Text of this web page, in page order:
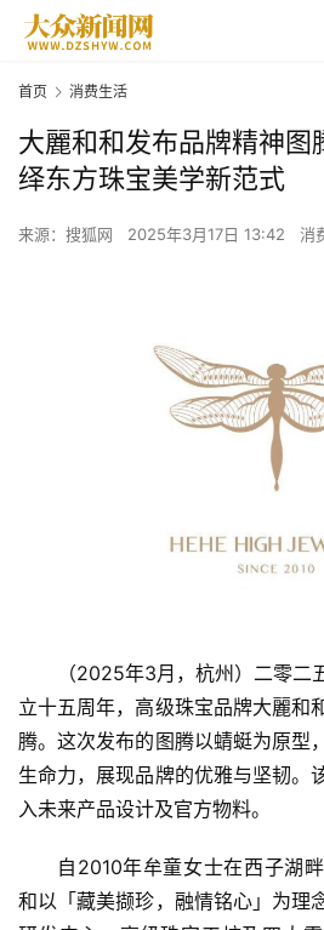
首页 消费生活
大麗和和发布品牌精神图
绎东方珠宝美学新范式
来源：搜狐网 2025年3月17日 13:42 消
（2025年3月，杭州）二零二
立十五周年，高级珠宝品牌大麗和
腾。这次发布的图腾以蜻蜓为原型
生命力，展现品牌的优雅与坚韧。
入未来产品设计及官方物料。
自2010年牟童女士在西子湖
和以「藏美撷珍，融情铭心」为理